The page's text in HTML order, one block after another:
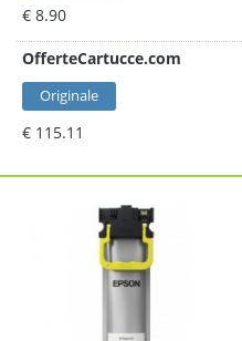
€ 8.90
OfferteCartucce.com
Originale
€ 115.11